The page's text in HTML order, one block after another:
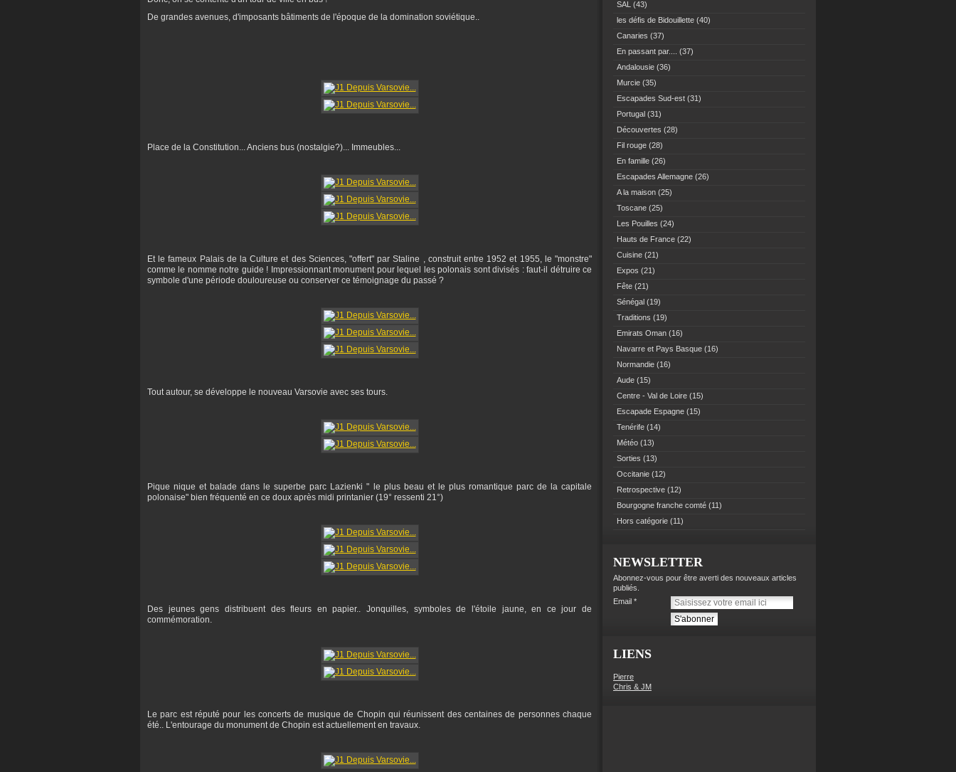
De grandes avenues, d'imposants bâtiments de l'époque de la domination soviétique..
Place de la Constitution... Anciens bus (nostalgie?)... Immeubles...
Et le fameux Palais de la Culture et des Sciences, "offert" par Staline , construit entre 1952 et 1955, le "monstre"
comme le nomme notre guide ! Impressionnant monument pour lequel les polonais sont divisés : faut-il détruire ce
symbole d'une période douloureuse ou conserver ce témoignage du passé ?
Tout autour, se développe le nouveau Varsovie avec ses tours.
Pique nique et balade dans le superbe parc Lazienki " le plus beau et le plus romantique parc de la capitale
polonaise" bien fréquenté en ce doux après midi printanier (19° ressenti 21°)
Des jeunes gens distribuent des fleurs en papier.. Jonquilles, symboles de l'étoile jaune, en ce jour de
commémoration.
Le parc est réputé pour les concerts de musique de Chopin qui réunissent des centaines de personnes chaque
été.. L'entourage du monument de Chopin est actuellement en travaux.
SAL (43)
les défis de Bidouillette (40)
Canaries (37)
En passant par....
(37)
Andalousie (36)
Murcie (35)
Escapades Sud-est (31)
Portugal (31)
Découvertes (28)
Fil rouge (28)
En famille (26)
Escapades Allemagne (26)
A la maison (25)
Toscane (25)
Les Pouilles (24)
Hauts de France (22)
Cuisine (21)
Expos (21)
Fête (21)
Sénégal (19)
Traditions (19)
Emirats Oman (16)
Navarre et Pays Basque (16)
Normandie (16)
Aude (15)
Centre - Val de Loire (15)
Escapade Espagne (15)
Tenérife (14)
Météo (13)
Sorties (13)
Occitanie (12)
Retrospective (12)
Bourgogne franche comté (11)
Hors catégorie (11)
NEWSLETTER
Abonnez-vous pour être averti des nouveaux articles
publiés.
Email
LIENS
Pierre
Chris & JM